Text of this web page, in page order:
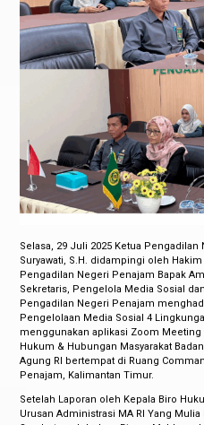
Selasa, 29 Juli 2025 Ketua
Suryawati, S.H. didampingi oleh
Pengadilan Negeri Penajam Bapak
Sekretaris, Pengelola Media Sosial
Pengadilan Negeri Penajam
Pengelolaan Media Sosial 4
menggunakan aplikasi Zoom
Hukum & Hubungan Masyarakat
Agung RI bertempat di Ruang
Penajam, Kalimantan Timur.
Setelah Laporan oleh Kepala Biro
Urusan Administrasi MA RI Yang Mulia